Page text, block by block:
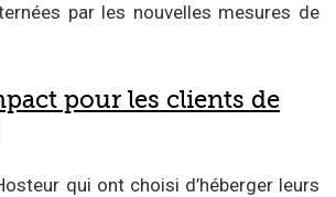
par les nouvelles mesures de
pour les clients de
qui ont choisi d’héberger leurs